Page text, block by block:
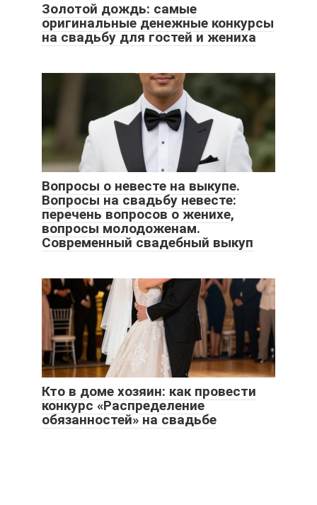
Золотой дождь: самые
оригинальные денежные конкурсы
на свадьбу для гостей и жениха
Вопросы о невесте на выкупе.
Вопросы на свадьбу невесте:
перечень вопросов о женихе,
вопросы молодоженам.
Современный свадебный выкуп
Кто в доме хозяин: как провести
конкурс «Распределение
обязанностей» на свадьбе